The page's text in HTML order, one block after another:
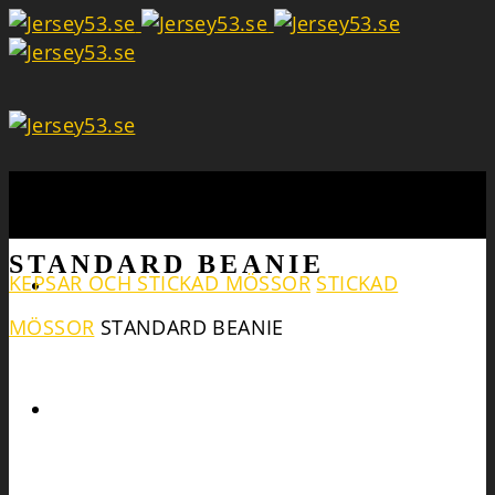
Search
STANDARD BEANIE
KEPSAR OCH STICKAD MÖSSOR STICKAD
MÖSSOR STANDARD BEANIE